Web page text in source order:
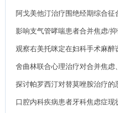
质量的影响.
阿戈美他汀治疗围绝经期综合
影响支气管哮喘患者合并焦虑/
观察右美托咪定在妇科手术麻
用效果并评估其对焦虑抑郁情绪
舍曲林联合心理治疗对合并焦
情绪和心功能的影响分析.
探讨帕罗西汀对替莫唑胺治疗
绪、应激水平及癌因性疲乏的影
口腔内科疾病患者牙科焦虑症现